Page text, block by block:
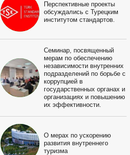
Перспективные проекты
обсуждались с Турецким
институтом стандартов.
Семинар, посвященный
мерам по обеспечению
независимости внутренних
подразделений по борьбе с
коррупцией в
государственных органах и
организациях и повышению
их эффективности.
О мерах по ускорению
развития внутреннего
туризма